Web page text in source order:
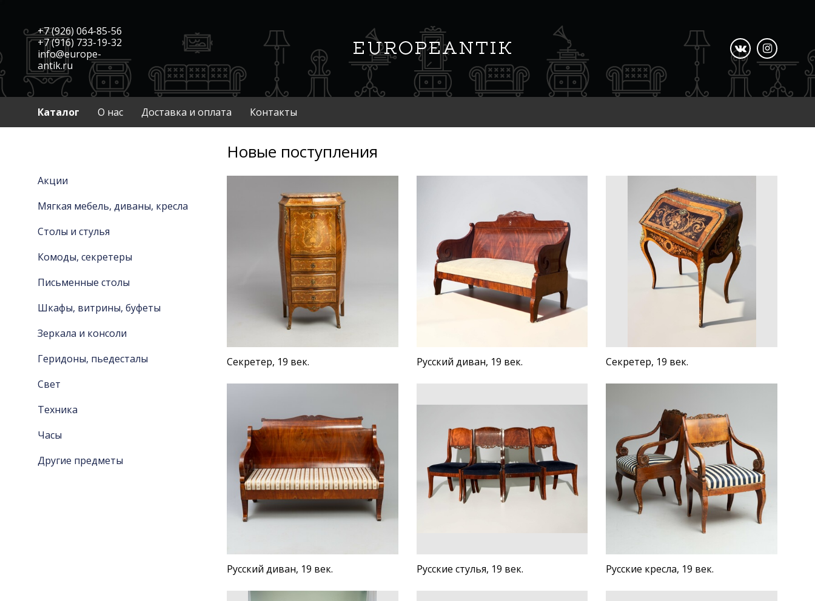
+7 (926) 064-85-56
+7 (916) 733-19-32
info@europe-
antik.ru
Каталог О нас Доставка и оплата Контакты
Акции
Мягкая мебель, диваны, кресла
Столы и стулья
Комоды, секретеры
Письменные столы
Шкафы, витрины, буфеты
Зеркала и консоли
Геридоны, пьедесталы
Свет
Техника
Часы
Другие предметы
Новые поступления
Секретер, 19 век. Русский диван, 19 век. Секретер, 19 век.
Русский диван, 19 век. Русские стулья, 19 век. Русские кресла, 19 век.